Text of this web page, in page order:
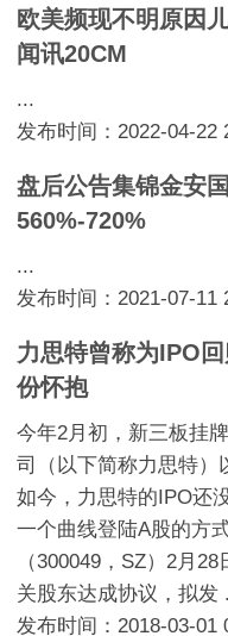
欧美频现不明原因
闻讯20CM
...
发布时间：2022-04-22
盘后公告集锦金安
560%-720%
...
发布时间：2021-07-11
力思特曾称为IPO
份怀抱
今年2月初，新三板挂
司（以下简称力思特）
如今，力思特的IPO还
一个曲线登陆A股的方
（300049，SZ）2月
关股东达成协议，拟发
发布时间：2018-03-01